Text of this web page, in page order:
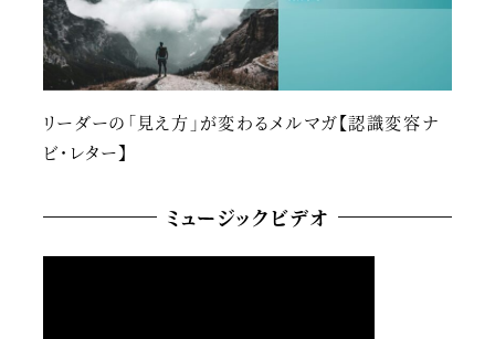
リーダーの「見え方」が変わるメルマガ【認識変容ナ
ビ・レター】
ミュージックビデオ